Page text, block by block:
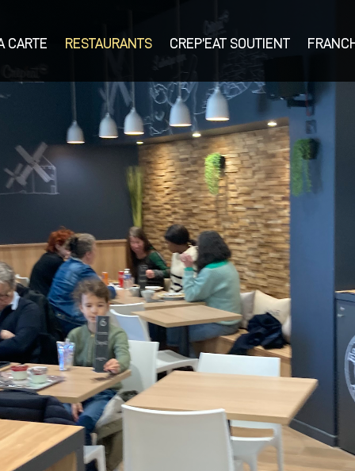
CARTE RESTAURANTS CREP’EAT SOUTIENT